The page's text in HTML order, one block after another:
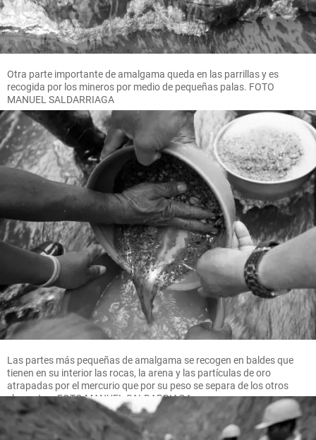
Otra parte importante de amalgama queda en las parrillas y es
recogida por los mineros por medio de pequeñas palas. FOTO
MANUEL SALDARRIAGA
Las partes más pequeñas de amalgama se recogen en baldes que
tienen en su interior las rocas, la arena y las partículas de oro
atrapadas por el mercurio que por su peso se separa de los otros
elementos. FOTO MANUEL SALDARRIAGA